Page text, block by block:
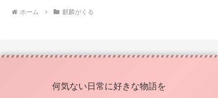
ホーム 麒麟がくる
何気ない日常に好きな物語を